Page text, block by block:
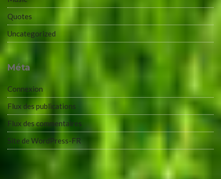
Quotes
Uncategorized
Méta
Connexion
Flux des publications
Flux des commentaires
Site de WordPress-FR